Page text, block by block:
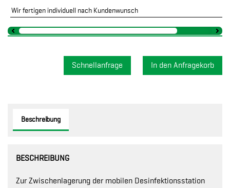
Wir fertigen individuell nach Kundenwunsch
Schnellanfrage
Beschreibung
BESCHREIBUNG
Zur Zwischenlagerung der mobilen Desinfektionsstation